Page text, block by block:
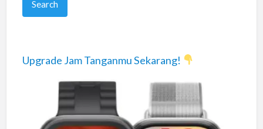
Upgrade Jam Tanganmu Sekarang!